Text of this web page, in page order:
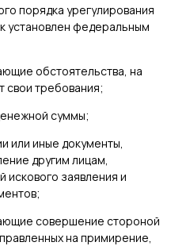
порядка урегулирования
установлен федеральным
обстоятельства, на
свои требования;
суммы;
или иные документы,
другим лицам,
искового заявления и
совершение стороной
на примирение,